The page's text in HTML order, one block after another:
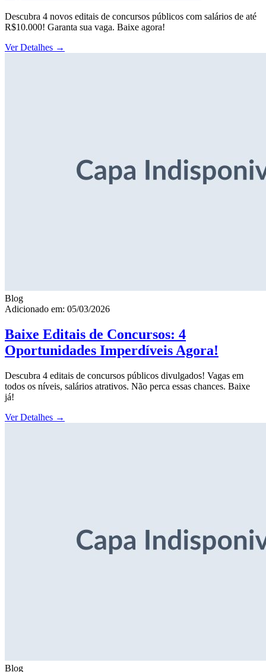
Descubra 4 novos editais de concursos públicos com salários de até
R$10.000! Garanta sua vaga. Baixe agora!
Ver Detalhes →
Blog
Adicionado em: 05/03/2026
Baixe Editais de Concursos: 4
Oportunidades Imperdíveis Agora!
Descubra 4 editais de concursos públicos divulgados! Vagas em
todos os níveis, salários atrativos. Não perca essas chances. Baixe
já!
Ver Detalhes →
Blog